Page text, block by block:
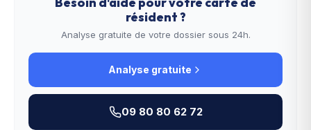
résident?
Analyse gratuite de votre dossier sous 24h.
Analyse gratuite
09 80 80 62 72